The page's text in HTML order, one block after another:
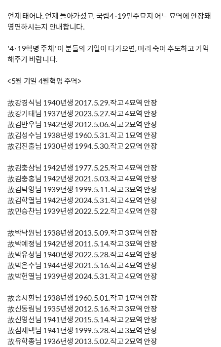
언제 태어나, 언제 돌아가셨고, 국립4·19민주묘지 어느 묘역에 안장돼
영면하시는지 안내합니다.
'4·19혁명 주체' 이 분들의 기일이 다가오면, 머리 숙여 추도하고 기억
해주기 바랍니다.
<5월 기일 4월혁명 주역>
故강경식님 1940년생 2017.5.29.작고 4묘역 안장
故강기태님 1937년생 2023.5.27.작고 4묘역 안장
故김반우님 1942년생 2012.5.06.작고 2묘역 안장
故김성수님 1938년생 1960.5.31.작고 1묘역 안장
故김진출님 1930년생 1994.5.30.작고 2묘역 안장
故김충삼님 1942년생 1977.5.25.작고 4묘역 안장
故김충홍님 1942년생 2021.5.03.작고 4묘역 안장
故김탁영님 1939년생 1999.5.11.작고 3묘역 안장
故김학열님 1942년생 2024.5.31.작고 4묘역 안장
故민승찬님 1939년생 2022.5.22.작고 4묘역 안장
故박낙원님 1938년생 2013.5.09.작고 3묘역 안장
故박예정님 1942년생 2011.5.14.작고 3묘역 안장
故박유성님 1940년생 2022.5.28.작고 4묘역 안장
故박은수님 1944년생 2021.5.16.작고 4묘역 안장
故박헌열님 1939년생 2024.5.31.작고 4묘역 안장
故송시환님 1938년생 1960.5.01.작고 1묘역 안장
故신동림님 1935년생 2012.5.16.작고 3묘역 안장
故신영선님 1941년생 2015.5.14.작고 2묘역 안장
故심재택님 1941년생 1999.5.28.작고 3묘역 안장
故유학종님 1936년생 2013.5.02.작고 2묘역 안장